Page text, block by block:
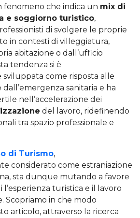
fenomeno che indica un mix di
e soggiorno turistico,
di svolgere le proprie
in contesti di villeggiatura,
abitazione o dall’ufficio
tendenza si è
come risposta alle
sanitaria e ha
nell’accelerazione dei
del lavoro, ridefinendo
tra spazio professionale e
di Turismo,
considerato come estraniazione
sta dunque mutando a favore
l’esperienza turistica e il lavoro
Scopriamo in che modo
articolo, attraverso la ricerca